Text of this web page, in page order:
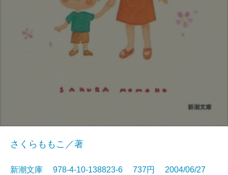
さくらももこ／著
新潮文庫 978-4-10-138823-6 737円 2004/06/27